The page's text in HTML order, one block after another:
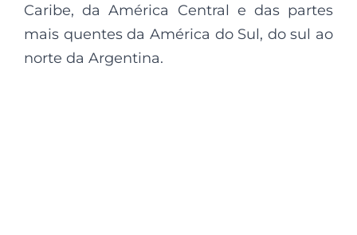
Caribe, da América Central e das partes
mais quentes da América do Sul, do sul ao
norte da Argentina.